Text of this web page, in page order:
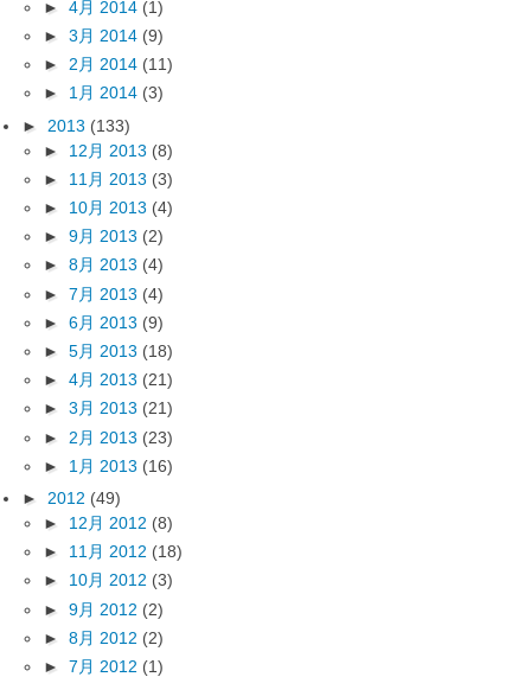
► 4月 2014 (1)
► 3月 2014 (9)
► 2月 2014 (11)
► 1月 2014 (3)
► 2013 (133)
► 12月 2013 (8)
► 11月 2013 (3)
► 10月 2013 (4)
► 9月 2013 (2)
► 8月 2013 (4)
► 7月 2013 (4)
► 6月 2013 (9)
► 5月 2013 (18)
► 4月 2013 (21)
► 3月 2013 (21)
► 2月 2013 (23)
► 1月 2013 (16)
► 2012 (49)
► 12月 2012 (8)
► 11月 2012 (18)
► 10月 2012 (3)
► 9月 2012 (2)
► 8月 2012 (2)
► 7月 2012 (1)